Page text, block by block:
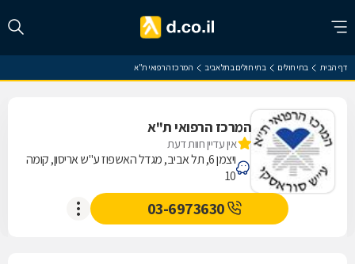
דף הבית בתי חולים בתי חולים בתל אביב המרכז הרפואי ת"א
המרכז הרפואי ת"א
אין עדיין חוות דעת
ויצמן 6, תל אביב, מגדל האשפוז ע"ש אריסון, קומה
10
03-6973630